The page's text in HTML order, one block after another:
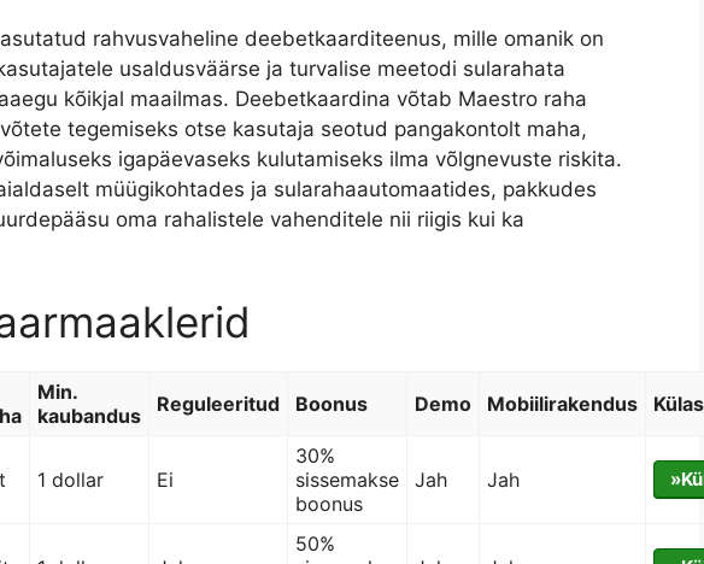
rahvusvaheline deebetkaarditeenus, mille omanik on
usaldusväärse ja turvalise meetodi sularahata
kõikjal maailmas. Deebetkaardina võtab Maestro raha
tegemiseks otse kasutaja seotud pangakontolt maha,
igapäevaseks kulutamiseks ilma võlgnevuste riskita.
müügikohtades ja sularahaautomaatides, pakkudes
oma rahalistele vahenditele nii riigis kui ka
Min.
kaubandus
Reguleeritud Boonus Demo Mobiilirakendus
1 dollar Ei
30%
sissemakse
boonus
Jah Jah
50%